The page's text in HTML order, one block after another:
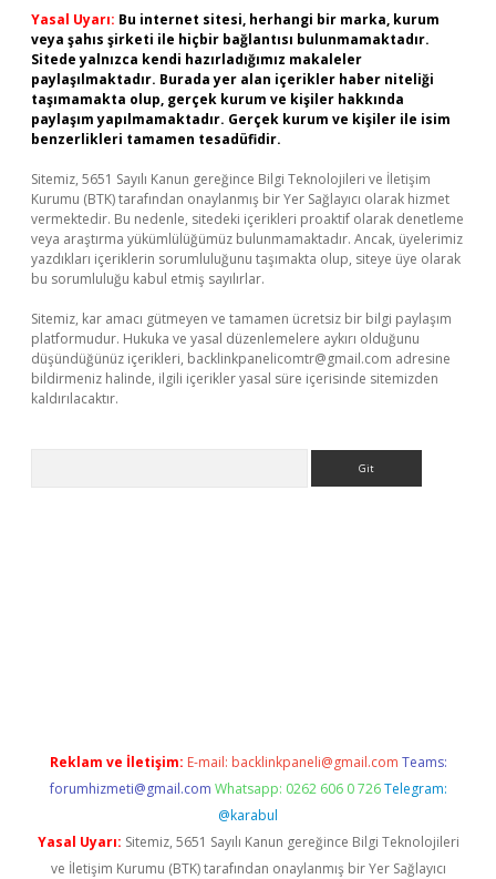
Yasal Uyarı: Bu internet sitesi, herhangi bir marka, kurum
veya şahıs şirketi ile hiçbir bağlantısı bulunmamaktadır.
Sitede yalnızca kendi hazırladığımız makaleler
paylaşılmaktadır. Burada yer alan içerikler haber niteliği
taşımamakta olup, gerçek kurum ve kişiler hakkında
paylaşım yapılmamaktadır. Gerçek kurum ve kişiler ile isim
benzerlikleri tamamen tesadüfidir.
Sitemiz, 5651 Sayılı Kanun gereğince Bilgi Teknolojileri ve İletişim
Kurumu (BTK) tarafından onaylanmış bir Yer Sağlayıcı olarak hizmet
vermektedir. Bu nedenle, sitedeki içerikleri proaktif olarak denetleme
veya araştırma yükümlülüğümüz bulunmamaktadır. Ancak, üyelerimiz
yazdıkları içeriklerin sorumluluğunu taşımakta olup, siteye üye olarak
bu sorumluluğu kabul etmiş sayılırlar.
Sitemiz, kar amacı gütmeyen ve tamamen ücretsiz bir bilgi paylaşım
platformudur. Hukuka ve yasal düzenlemelere aykırı olduğunu
düşündüğünüz içerikleri, backlinkpanelicomtr@gmail.com adresine
bildirmeniz halinde, ilgili içerikler yasal süre içerisinde sitemizden
kaldırılacaktır.
Reklam ve İletişim: E-mail: backlinkpaneli@gmail.com Teams:
forumhizmeti@gmail.com Whatsapp: 0262 606 0 726 Telegram:
@karabul
Yasal Uyarı: Sitemiz, 5651 Sayılı Kanun gereğince Bilgi Teknolojileri
ve İletişim Kurumu (BTK) tarafından onaylanmış bir Yer Sağlayıcı